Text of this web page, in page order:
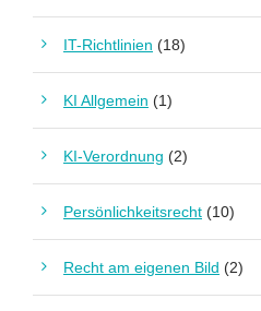
IT-Richtlinien (18)
KI Allgemein (1)
KI-Verordnung (2)
Persönlichkeitsrecht (10)
Recht am eigenen Bild (2)